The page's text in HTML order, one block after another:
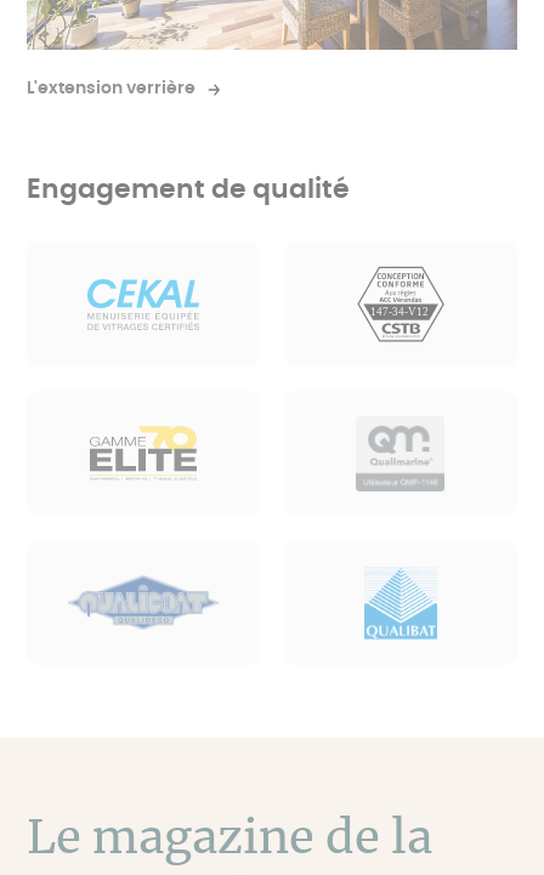
L'extension verrière
Engagement de qualité
Le magazine de la